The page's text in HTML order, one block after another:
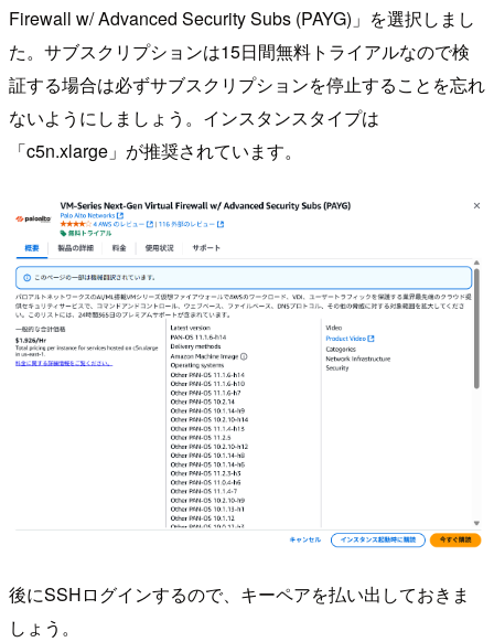
Firewall w/ Advanced Security Subs (PAYG)」を選択しまし
た。サブスクリプションは15日間無料トライアルなので検
証する場合は必ずサブスクリプションを停止することを忘れ
ないようにしましょう。インスタンスタイプは
「c5n.xlarge」が推奨されています。
後にSSHログインするので、キーペアを払い出しておきま
しょう。